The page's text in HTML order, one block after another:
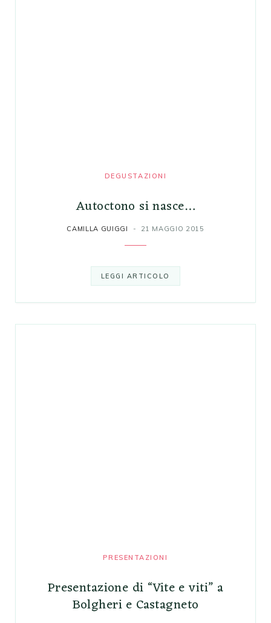
DEGUSTAZIONI
Autoctono si nasce…
CAMILLA GUIGGI 21 MAGGIO 2015
LEGGI ARTICOLO
PRESENTAZIONI
Presentazione di “Vite e viti” a
Bolgheri e Castagneto